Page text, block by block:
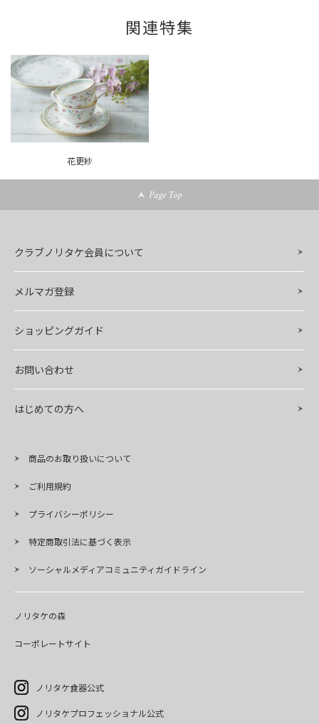
関連特集
花更紗
Page Top
クラブノリタケ会員について
メルマガ登録
ショッピングガイド
お問い合わせ
はじめての方へ
商品のお取り扱いについて
ご利用規約
プライバシーポリシー
特定商取引法に基づく表示
ソーシャルメディアコミュニティガイドライン
ノリタケの森
コーポレートサイト
ノリタケ食器公式
ノリタケプロフェッショナル公式